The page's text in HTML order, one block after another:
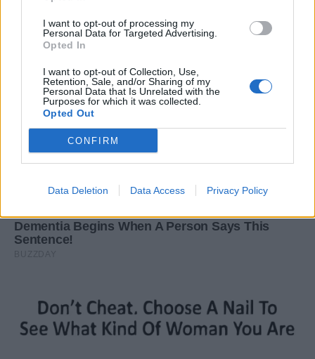
I want to opt-out of processing my
Personal Data for Targeted Advertising.
Opted In
I want to opt-out of Collection, Use,
Retention, Sale, and/or Sharing of my
Personal Data that Is Unrelated with the
Purposes for which it was collected.
Opted Out
CONFIRM
Data Deletion Data Access Privacy Policy